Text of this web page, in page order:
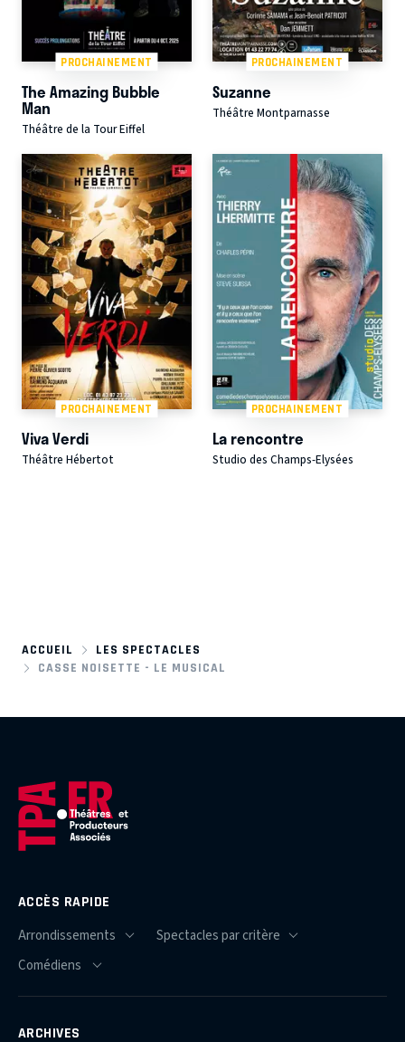
PROCHAINEMENT
The Amazing Bubble
Man
Théâtre de la Tour Eiffel
PROCHAINEMENT
Suzanne
Théâtre Montparnasse
PROCHAINEMENT
Viva Verdi
Théâtre Hébertot
PROCHAINEMENT
La rencontre
Studio des Champs-Elysées
ACCUEIL
LES SPECTACLES
CASSE NOISETTE - LE MUSICAL
ACCÈS RAPIDE
ARCHIVES